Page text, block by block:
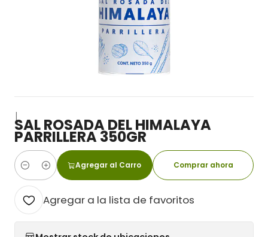
|SAL ROSADA DEL HIMALAYA
PARRILLERA 350GR
Cantidad
Agregar al Carro Comprar ahora
Agregar a la lista de favoritos